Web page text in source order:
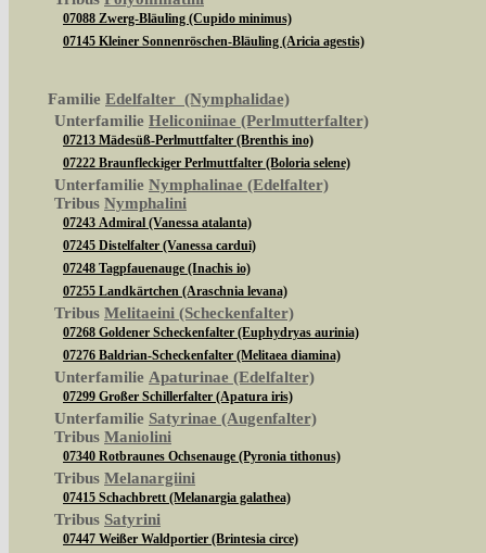
07088 Zwerg-Bläuling (Cupido minimus)
07145 Kleiner Sonnenröschen-Bläuling (Aricia agestis)
Familie Edelfalter (Nymphalidae)
Unterfamilie Heliconiinae (Perlmutterfalter)
07213 Mädesüß-Perlmuttfalter (Brenthis ino)
07222 Braunfleckiger Perlmuttfalter (Boloria selene)
Unterfamilie Nymphalinae (Edelfalter)
Tribus Nymphalini
07243 Admiral (Vanessa atalanta)
07245 Distelfalter (Vanessa cardui)
07248 Tagpfauenauge (Inachis io)
07255 Landkärtchen (Araschnia levana)
Tribus Melitaeini (Scheckenfalter)
07268 Goldener Scheckenfalter (Euphydryas aurinia)
07276 Baldrian-Scheckenfalter (Melitaea diamina)
Unterfamilie Apaturinae (Edelfalter)
07299 Großer Schillerfalter (Apatura iris)
Unterfamilie Satyrinae (Augenfalter)
Tribus Maniolini
07340 Rotbraunes Ochsenauge (Pyronia tithonus)
Tribus Melanargiini
07415 Schachbrett (Melanargia galathea)
Tribus Satyrini
07447 Weißer Waldportier (Brintesia circe)